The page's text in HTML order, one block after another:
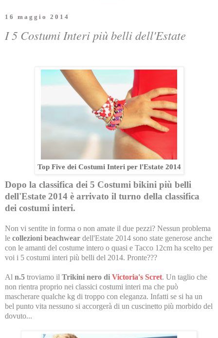
16 maggio 2014
I 5 Costumi Interi più belli dell'Estate
Top Five dei Costumi Interi per l'Estate 2014
Dopo la classifica dei 5 Costumi bikini più belli
dell'Estate 2014 è arrivato il turno della classifica
dei costumi interi.
Non vi sentite in forma o non amate il due pezzi? Nessun problema
le collezioni beachwear dell'Estate 2014 sono state generose anche
con le amanti del costume intero o quasi e Tacco 12cm ha scelto per
voi i 5 costumi interi più belli del 2014. Pronte???
Al n.5 troviamo il Trikini nero di Victoria's Scret. Un taglio che
non rientra proprio nei classici costumi interi ma che può
mascherare qualche kg di troppo con eleganza. Infatti se si ha un
bel punto vita nessuno si accorgerà di un cuscinetto più morbido del
dovuto...